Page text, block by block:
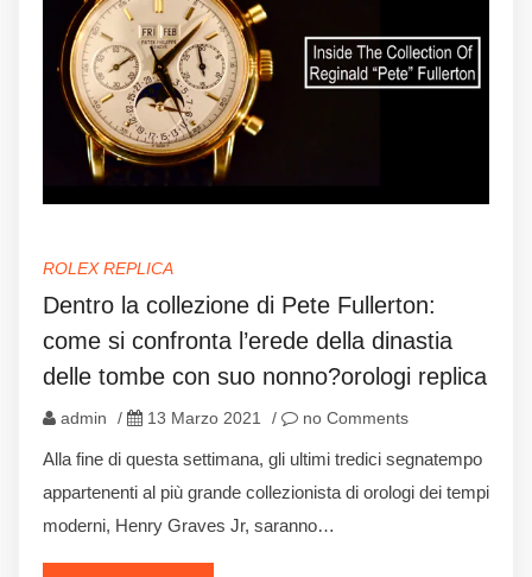
ROLEX REPLICA
Dentro la collezione di Pete Fullerton:
come si confronta l’erede della dinastia
delle tombe con suo nonno?orologi replica
admin / 13 Marzo 2021 / no Comments
Alla fine di questa settimana, gli ultimi tredici segnatempo
appartenenti al più grande collezionista di orologi dei tempi
moderni, Henry Graves Jr, saranno…